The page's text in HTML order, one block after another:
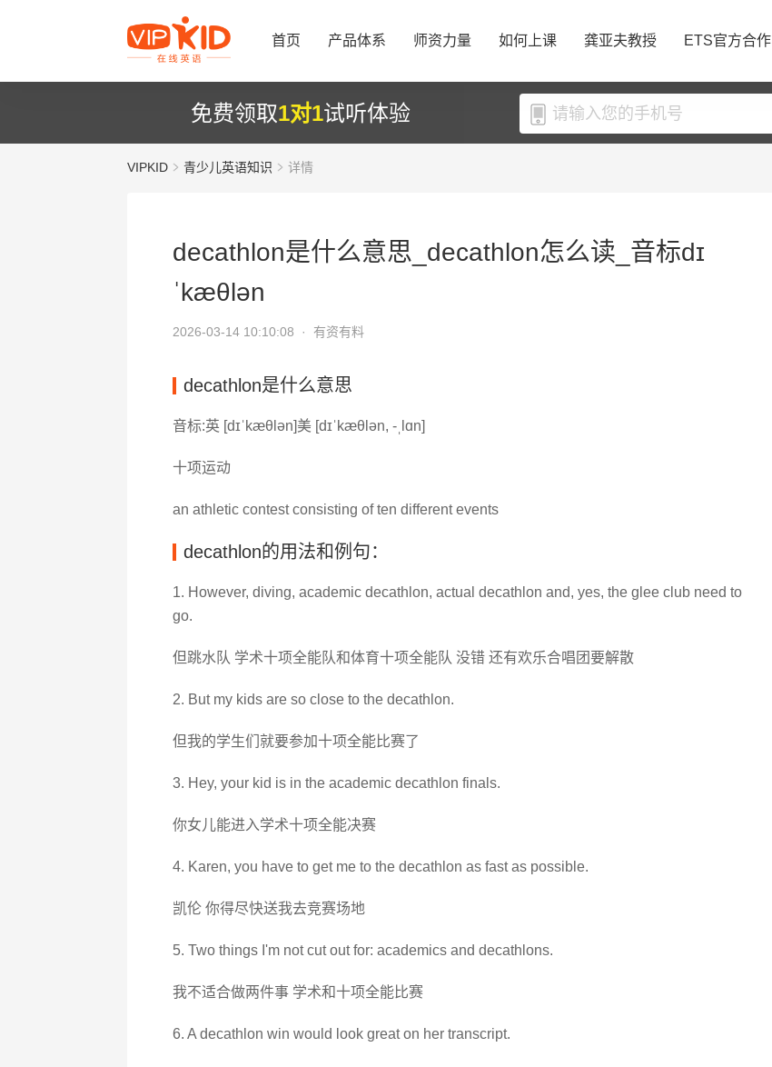
首页 产品体系 师资力量 如何上课 龚亚夫教授 ETS官方合作
免费领取1对1试听体验
VIPKID 青少儿英语知识 详情
decathlon是什么意思_decathlon怎么读_音标dɪ
ˈkæθlən
2026-03-14 10:10:08 · 有资有料
decathlon是什么意思
音标:英 [dɪˈkæθlən]美 [dɪˈkæθlən, -ˌlɑn]
十项运动
an athletic contest consisting of ten different events
decathlon的用法和例句：
1. However, diving, academic decathlon, actual decathlon and, yes, the glee club need to
go.
但跳水队 学术十项全能队和体育十项全能队 没错 还有欢乐合唱团要解散
2. But my kids are so close to the decathlon.
但我的学生们就要参加十项全能比赛了
3. Hey, your kid is in the academic decathlon finals.
你女儿能进入学术十项全能决赛
4. Karen, you have to get me to the decathlon as fast as possible.
凯伦 你得尽快送我去竞赛场地
5. Two things I'm not cut out for: academics and decathlons.
我不适合做两件事 学术和十项全能比赛
6. A decathlon win would look great on her transcript.